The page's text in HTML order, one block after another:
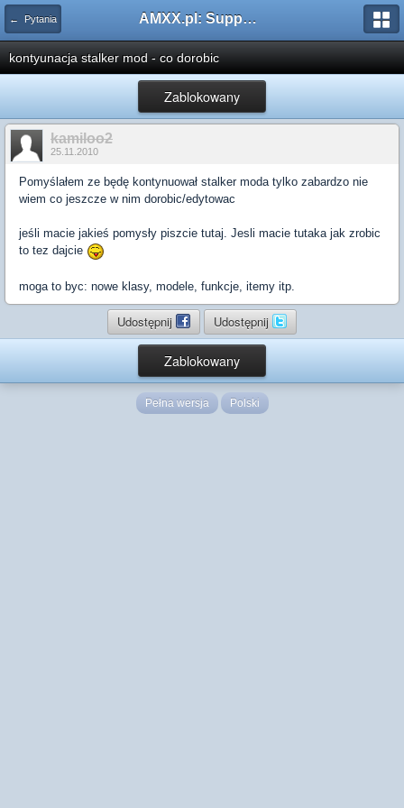
← Pytania AMXX.pl: Support AMX Mod X i SourceMod
kontyunacja stalker mod - co dorobic
Zablokowany
kamiloo2
25.11.2010
Pomyślałem ze będę kontynuował stalker moda tylko zabardzo nie
wiem co jeszcze w nim dorobic/edytowac
jeśli macie jakieś pomysły piszcie tutaj. Jesli macie tutaka jak zrobic
to tez dajcie
moga to byc: nowe klasy, modele, funkcje, itemy itp.
Udostępnij Udostępnij
Zablokowany
Pełna wersja Polski